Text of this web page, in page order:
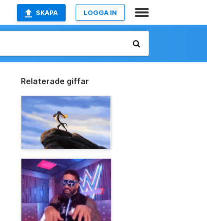
SKAPA LOGGA IN
Relaterade giffar